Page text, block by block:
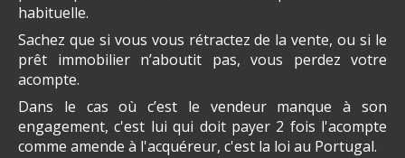
habituelle.
Sachez que si vous vous rétractez de la vente, ou si le
prêt immobilier n’aboutit pas, vous perdez votre
acompte.
Dans le cas où c’est le vendeur manque à son
engagement, c'est lui qui doit payer 2 fois l'acompte
comme amende à l'acquéreur, c'est la loi au Portugal.